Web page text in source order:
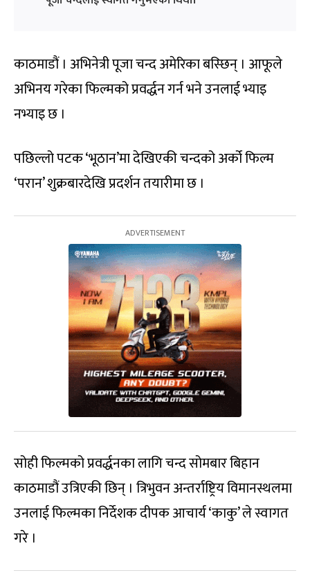
काठमाडौं । अभिनेत्री पूजा चन्द अमेरिका बस्छिन् । आफूले
अभिनय गरेका फिल्मको प्रवर्द्धन गर्न भने उनलाई भ्याइ
नभ्याइ छ ।
पछिल्लो पटक ‘भूठान’मा देखिएकी चन्दको अर्को फिल्म
‘परान’ शुक्रबारदेखि प्रदर्शन तयारीमा छ ।
सोही फिल्मको प्रवर्द्धनका लागि चन्द सोमबार बिहान
काठमाडौं उत्रिएकी छिन् । त्रिभुवन अन्तर्राष्ट्रिय विमानस्थलमा
उनलाई फिल्मका निर्देशक दीपक आचार्य ‘काकु’ ले स्वागत
गरे ।